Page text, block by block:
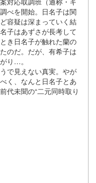
べを開始。日名子は関
容疑は深まっていく結
子はあずさが長考して
き日名子が触れた蘭の
のだ。だが、有希子は
り…。
で見えない真実。やが
く、なんと日名子とあ
代未聞の“二元同時取り